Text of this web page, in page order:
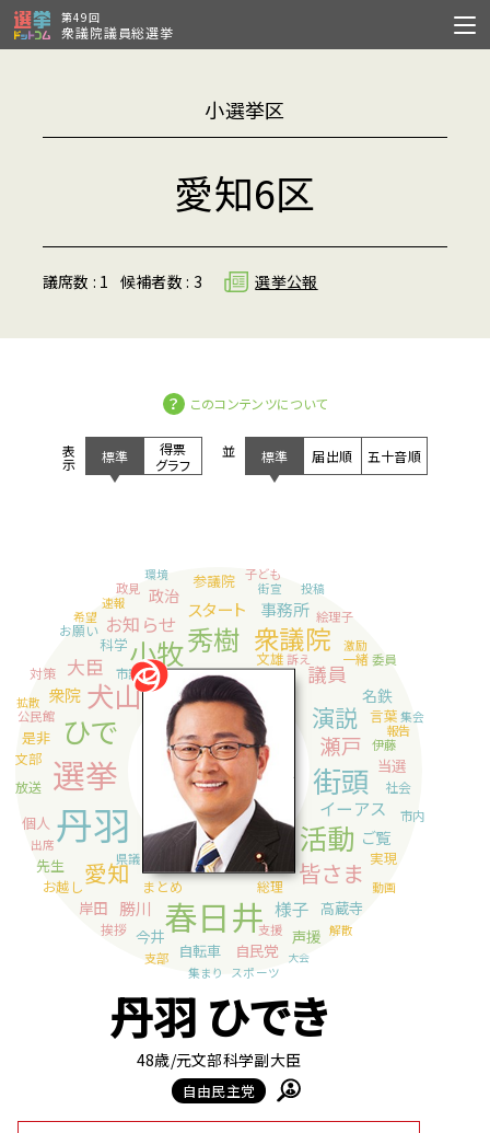
第49回
衆議院議員総選挙
小選挙区
愛知6区
議席数 : 1 候補者数 : 3 選挙公報
このコンテンツについて
表示 標準
得票
グラフ
並び 標準 届出順 五十音順
丹羽 ひでき
48歳/元文部科学副大臣
自由民主党